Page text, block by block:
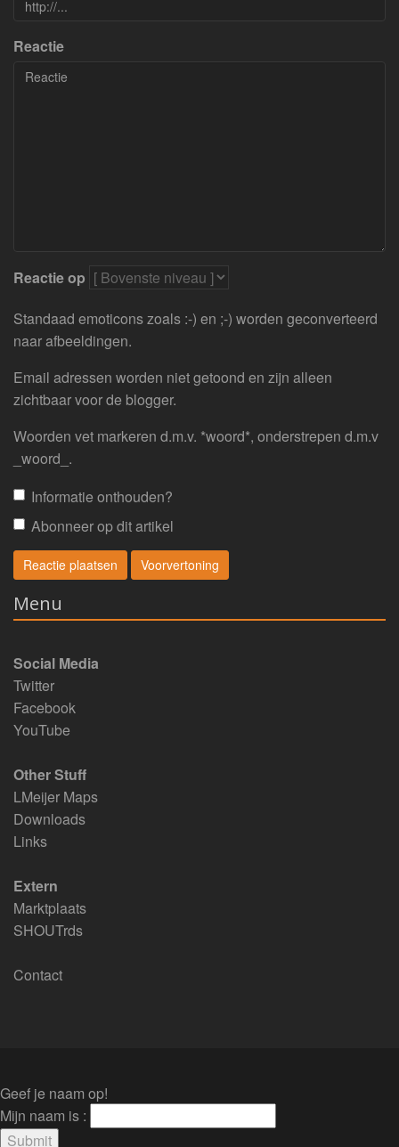
Reactie
Reactie op
Standaad emoticons zoals :-) en ;-) worden geconverteerd
naar afbeeldingen.
Email adressen worden niet getoond en zijn alleen
zichtbaar voor de blogger.
Woorden vet markeren d.m.v. *woord*, onderstrepen d.m.v
_woord_.
Informatie onthouden?
Abonneer op dit artikel
Menu
Social Media
Twitter
Facebook
YouTube
Other Stuff
LMeijer Maps
Downloads
Links
Extern
Marktplaats
SHOUTrds
Contact
Geef je naam op!
Mijn naam is :